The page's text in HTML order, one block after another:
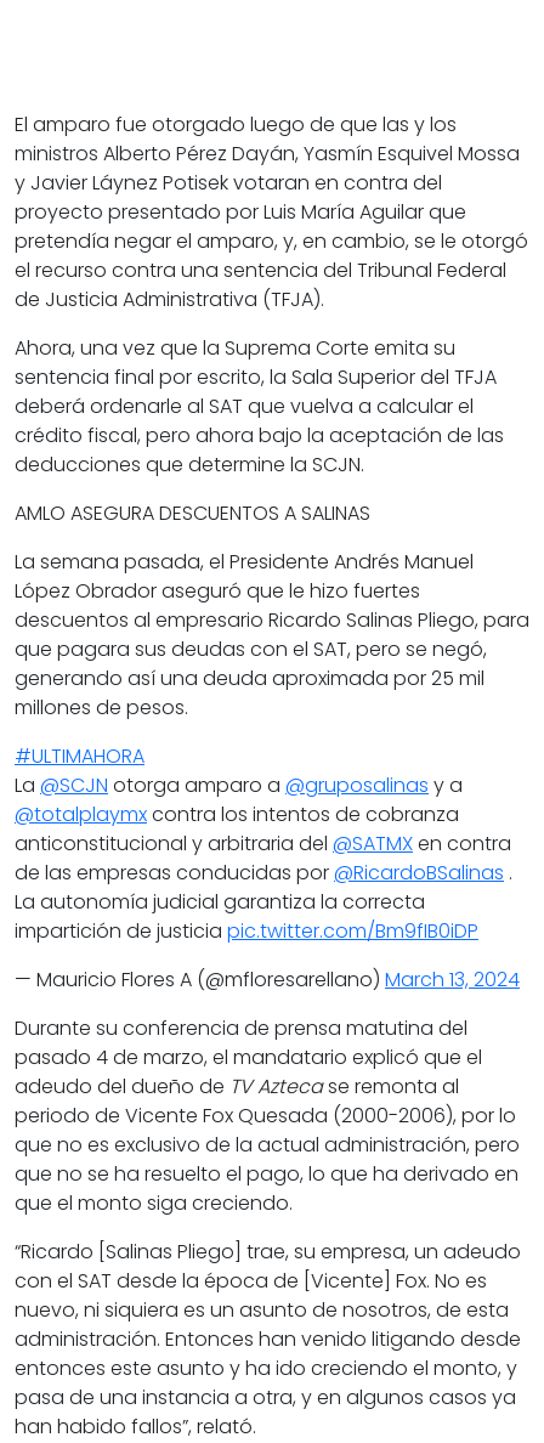
El amparo fue otorgado luego de que las y los
ministros Alberto Pérez Dayán, Yasmín Esquivel Mossa
y Javier Láynez Potisek votaran en contra del
proyecto presentado por Luis María Aguilar que
pretendía negar el amparo, y, en cambio, se le otorgó
el recurso contra una sentencia del Tribunal Federal
de Justicia Administrativa (TFJA).
Ahora, una vez que la Suprema Corte emita su
sentencia final por escrito, la Sala Superior del TFJA
deberá ordenarle al SAT que vuelva a calcular el
crédito fiscal, pero ahora bajo la aceptación de las
deducciones que determine la SCJN.
AMLO ASEGURA DESCUENTOS A SALINAS
La semana pasada, el Presidente Andrés Manuel
López Obrador aseguró que le hizo fuertes
descuentos al empresario Ricardo Salinas Pliego, para
que pagara sus deudas con el SAT, pero se negó,
generando así una deuda aproximada por 25 mil
millones de pesos.
#ULTIMAHORA
La @SCJN otorga amparo a @gruposalinas y a
@totalplaymxcontra los intentos de cobranza
anticonstitucional y arbitraria del @SATMXen contra
de las empresas conducidas por@RicardoBSalinas .
La autonomía judicial garantiza la correcta
impartición de justicia pic.twitter.com/Bm9fIB0iDP
— Mauricio Flores A (@mfloresarellano) March 13, 2024
Durante su conferencia de prensa matutina del
pasado 4 de marzo, el mandatario explicó que el
adeudo del dueño de TV Aztecase remonta al
periodo de Vicente Fox Quesada (2000-2006), por lo
que no es exclusivo de la actual administración, pero
que no se ha resuelto el pago, lo que ha derivado en
que el monto siga creciendo.
“Ricardo [Salinas Pliego] trae, su empresa, un adeudo
con el SAT desde la época de [Vicente] Fox. No es
nuevo, ni siquiera es un asunto de nosotros, de esta
administración. Entonces han venido litigando desde
entonces este asunto y ha ido creciendo el monto, y
pasa de una instancia a otra, y en algunos casos ya
han habido fallos”, relató.